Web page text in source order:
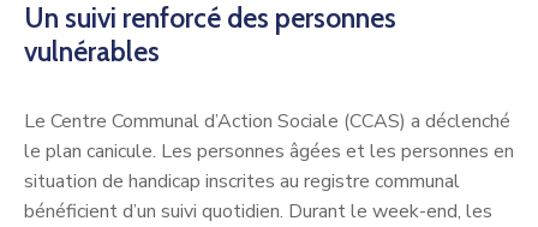
Un suivi renforcé des personnes
vulnérables
Le Centre Communal d’Action Sociale (CCAS) a déclenché
le plan canicule. Les personnes âgées et les personnes en
situation de handicap inscrites au registre communal
bénéficient d’un suivi quotidien. Durant le week-end, les